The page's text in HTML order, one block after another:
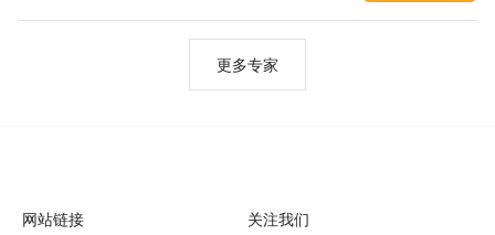
更多专家
网站链接 关注我们